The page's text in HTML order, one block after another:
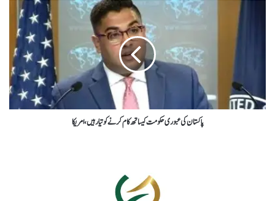
پاکستان کی عبوری حکومت کیساتھ کام کرنے کو تیار ہیں، امریکا